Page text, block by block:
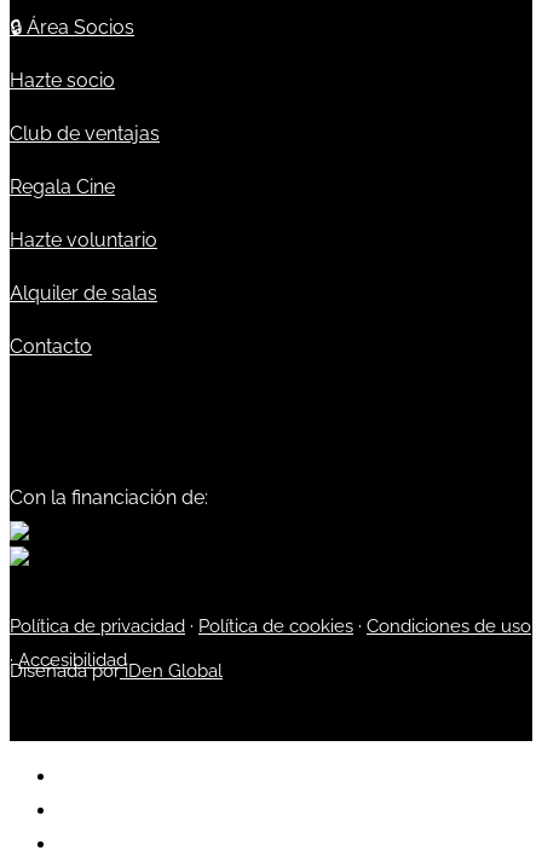
🔒 Área Socios
Hazte socio
Club de ventajas
Regala Cine
Hazte voluntario
Alquiler de salas
Contacto
Con la financiación de:
Política de privacidad · Política de cookies · Condiciones de uso
·Accesibilidad
Diseñada poriDen Global